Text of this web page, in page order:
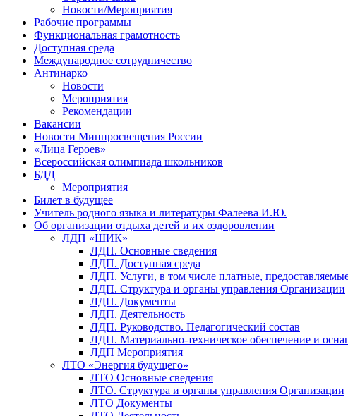
Новости/Мероприятия
Рабочие программы
Функциональная грамотность
Доступная среда
Международное сотрудничество
Антинарко
Новости
Мероприятия
Рекомендации
Вакансии
Новости Минпросвещения России
«Лица Героев»
Всероссийская олимпиада школьников
БДД
Мероприятия
Билет в будущее
Учитель родного языка и литературы Фалеева И.Ю.
Об организации отдыха детей и их оздоровлении
ЛДП «ШИК»
ЛДП. Основные сведения
ЛДП. Доступная среда
ЛДП. Услуги, в том числе платные,
ЛДП. Структура и органы управления Организации
ЛДП. Документы
ЛДП. Деятельность
ЛДП. Руководство. Педагогический состав
ЛДП. Материально-техническое обеспечение и
ЛДП Мероприятия
ЛТО «Энергия будущего»
ЛТО Основные сведения
ЛТО. Структура и органы управления Организации
ЛТО Документы